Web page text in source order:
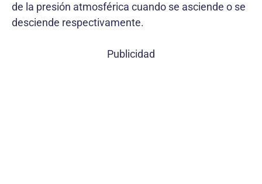
de la presión atmosférica cuando se asciende o se
desciende respectivamente.
Publicidad